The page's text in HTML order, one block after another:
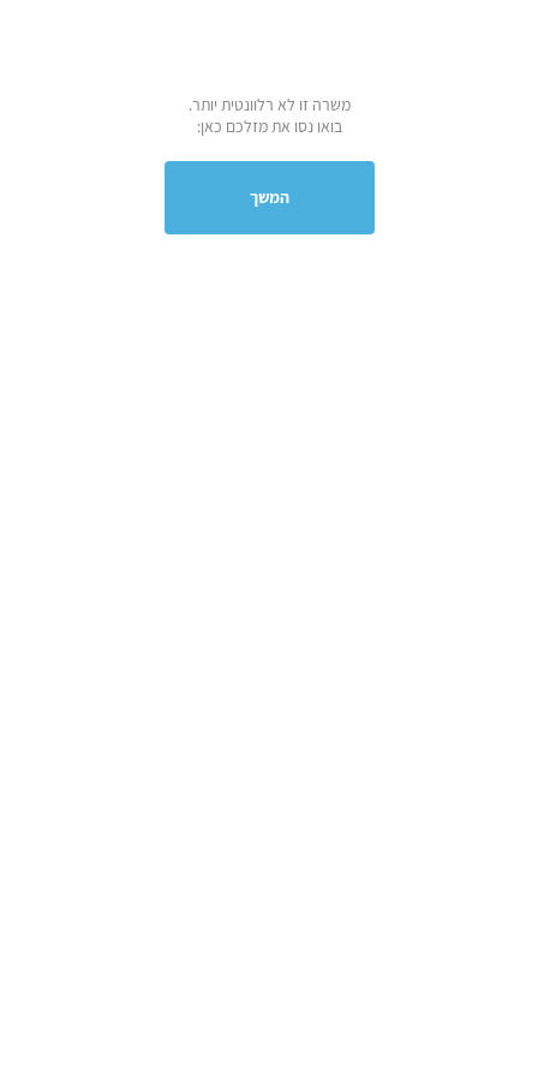
משרה זו לא רלוונטית יותר.
בואו נסו את מזלכם כאן:
המשך